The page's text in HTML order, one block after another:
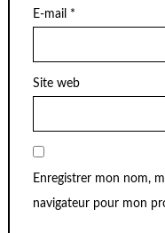
E-mail *
Site web
Enregistrer mon nom,
navigateur pour mon